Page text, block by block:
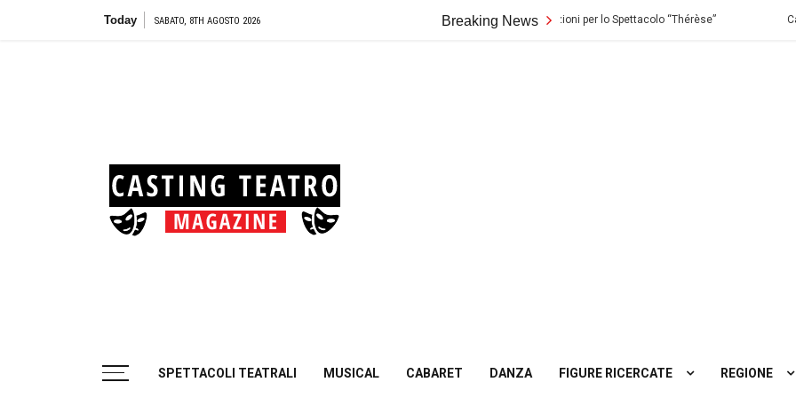
Today SABATO, 8TH AGOSTO 2026 Breaking News
Teatro Biondo di Palermo: Audizioni per lo Spettacolo “Thérèse” Casting in
SPETTACOLI TEATRALI MUSICAL CABARET DANZA FIGURE RICERCATE REGIONE